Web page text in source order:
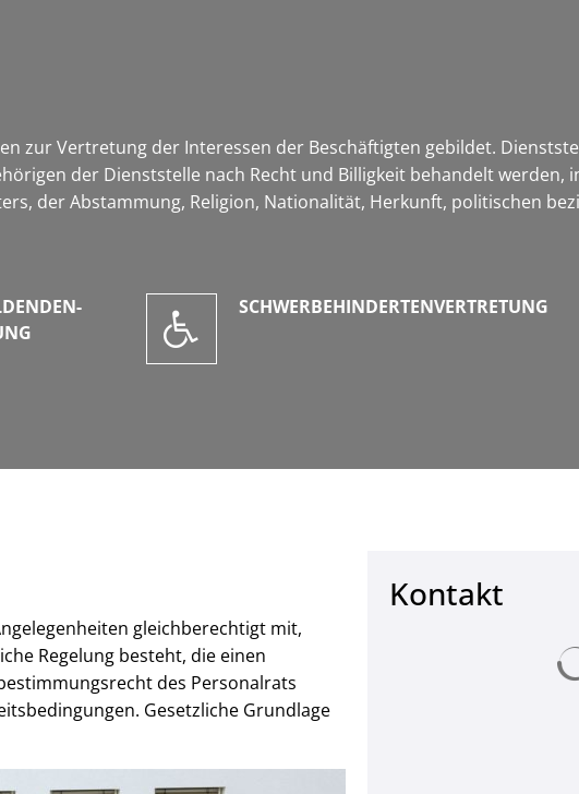
zur Vertretung der Interessen der Beschäftigten gebildet.
der Dienststelle nach Recht und Billigkeit behandelt werden,
der Abstammung, Religion, Nationalität, Herkunft, politischen
SCHWERBEHINDERTENVERTRETUNG
gleichberechtigt mit,
Regelung besteht, die einen
des Personalrats
Gesetzliche Grundlage
Kontakt